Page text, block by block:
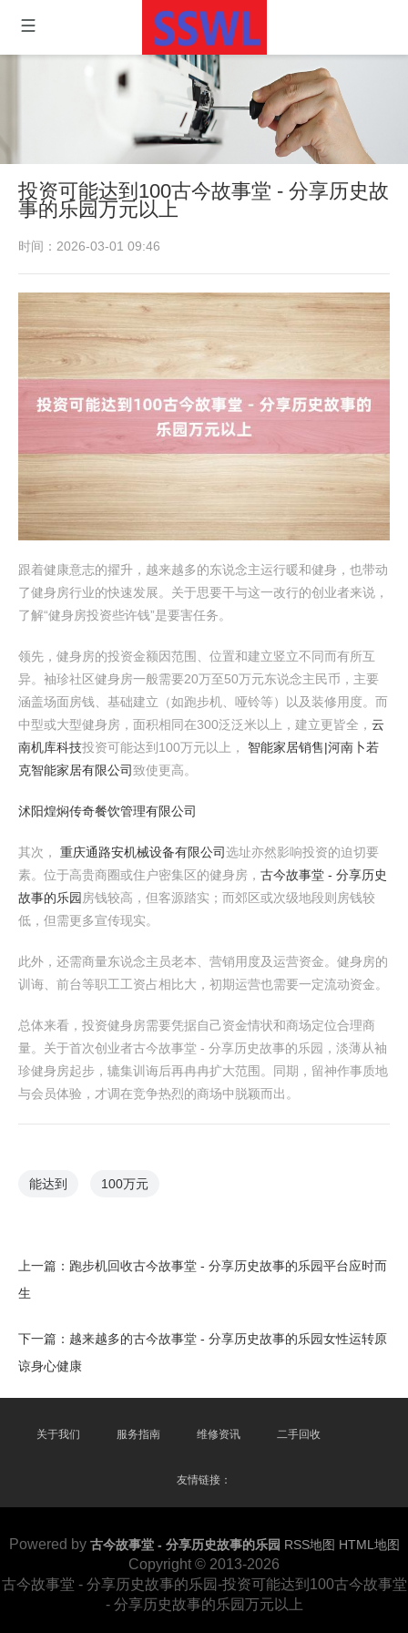
投资可能达到100古今故事堂 - 分享历史故
事的乐园万元以上
时间：2026-03-01 09:46
跟着健康意志的擢升，越来越多的东说念主运行暖和健身，也带动
了健身房行业的快速发展。关于思要干与这一改行的创业者来说，
了解“健身房投资些许钱”是要害任务。
领先，健身房的投资金额因范围、位置和建立竖立不同而有所互
异。袖珍社区健身房一般需要20万至50万元东说念主民币，主要
涵盖场面房钱、基础建立（如跑步机、哑铃等）以及装修用度。而
中型或大型健身房，面积相同在300泛泛米以上，建立更皆全， 云
南机库科技投资可能达到100万元以上， 智能家居销售|河南卜若
克智能家居有限公司致使更高。
沭阳煌焖传奇餐饮管理有限公司
其次， 重庆通路安机械设备有限公司选址亦然影响投资的迫切要
素。位于高贵商圈或住户密集区的健身房， 古今故事堂 - 分享历史
故事的乐园 房钱较高，但客源踏实；而郊区或次级地段则房钱较
低，但需更多宣传现实。
此外，还需商量东说念主员老本、营销用度及运营资金。健身房的
训诲、前台等职工工资占相比大，初期运营也需要一定流动资金。
总体来看，投资健身房需要凭据自己资金情状和商场定位合理商
量。关于首次创业者古今故事堂 - 分享历史故事的乐园，淡薄从袖
珍健身房起步，辘集训诲后再冉冉扩大范围。同期，留神作事质地
与会员体验，才调在竞争热烈的商场中脱颖而出。
能达到 100万元
上一篇： 跑步机回收古今故事堂 - 分享历史故事的乐园平台应时而
生
下一篇： 越来越多的古今故事堂 - 分享历史故事的乐园女性运转原
谅身心健康
关于我们 服务指南 维修资讯 二手回收
友情链接：
Powered by 古今故事堂 - 分享历史故事的乐园 RSS地图 HTML地图
Copyright © 2013-2026
古今故事堂 - 分享历史故事的乐园-投资可能达到100古今故事堂
- 分享历史故事的乐园万元以上